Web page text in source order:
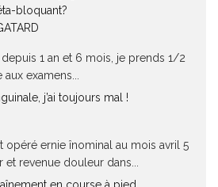
bloquant?
1 an et 6 mois, je prends 1/2
examens...
j’ai toujours mal !
opéré ernie înominal au mois avril 5
revenue douleur dans...